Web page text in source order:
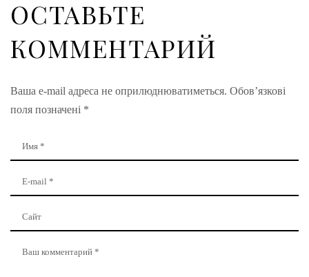
ОСТАВЬТЕ
КОММЕНТАРИЙ
Ваша e-mail адреса не оприлюднюватиметься. Обов’язкові
поля позначені *